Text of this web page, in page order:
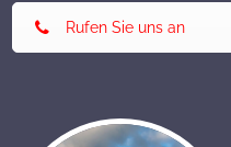
Rufen Sie uns an